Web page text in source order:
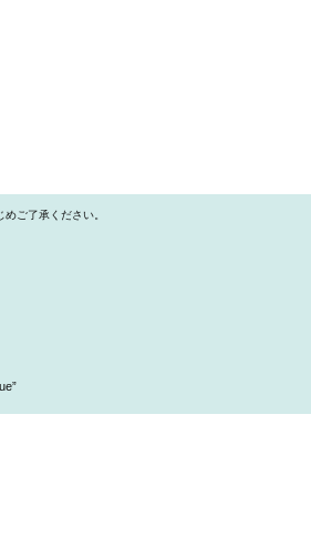
ご了承ください。